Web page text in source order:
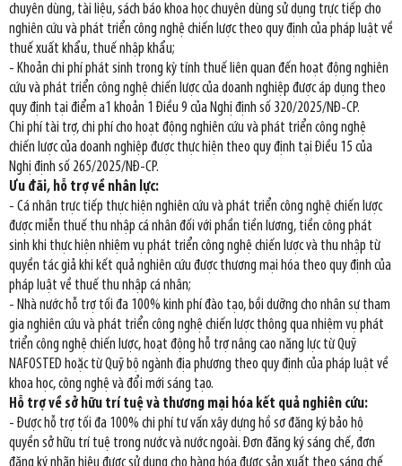
chuyên dùng, tài liệu, sách báo khoa học chuyên dùng sử dụng trực tiếp cho
nghiên cứu và phát triển công nghệ chiến lược theo quy định của pháp luật về
thuế xuất khẩu, thuế nhập khẩu;
- Khoản chi phí phát sinh trong kỳ tính thuế liên quan đến hoạt động nghiên
cứu và phát triển công nghệ chiến lược của doanh nghiệp được áp dụng theo
quy định tại điểm a1 khoản 1 Điều 9 của Nghị định số 320/2025/NĐ-CP.
Chi phí tài trợ, chi phí cho hoạt động nghiên cứu và phát triển công nghệ
chiến lược của doanh nghiệp được thực hiện theo quy định tại Điều 15 của
Nghị định số 265/2025/NĐ-CP.
Ưu đãi, hỗ trợ về nhân lực:
- Cá nhân trực tiếp thực hiện nghiên cứu và phát triển công nghệ chiến lược
được miễn thuế thu nhập cá nhân đối với phần tiền lương, tiền công phát
sinh khi thực hiện nhiệm vụ phát triển công nghệ chiến lược và thu nhập từ
quyền tác giả khi kết quả nghiên cứu được thương mại hóa theo quy định của
pháp luật về thuế thu nhập cá nhân;
- Nhà nước hỗ trợ tối đa 100% kinh phí đào tạo, bồi dưỡng cho nhân sự tham
gia nghiên cứu và phát triển công nghệ chiến lược thông qua nhiệm vụ phát
triển công nghệ chiến lược, hoạt động hỗ trợ nâng cao năng lực từ Quỹ
NAFOSTED hoặc từ Quỹ bộ ngành địa phương theo quy định của pháp luật về
khoa học, công nghệ và đổi mới sáng tạo.
Hỗ trợ về sở hữu trí tuệ và thương mại hóa kết quả nghiên cứu:
- Được hỗ trợ tối đa 100% chi phí tư vấn xây dựng hồ sơ đăng ký bảo hộ
quyền sở hữu trí tuệ trong nước và nước ngoài. Đơn đăng ký sáng chế, đơn
đăng ký nhãn hiệu được sử dụng cho hàng hóa được sản xuất theo sáng chế